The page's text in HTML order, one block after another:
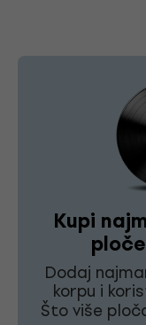
Kupi
Dodaj
korpu i
Što više